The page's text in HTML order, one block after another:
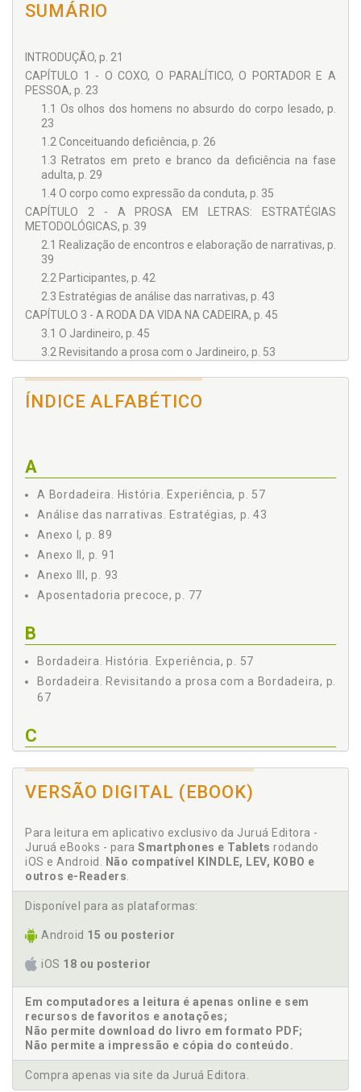
SUMÁRIO
INTRODUÇÃO, p. 21
CAPÍTULO 1 - O COXO, O PARALÍTICO, O PORTADOR E A
PESSOA, p. 23
1.1 Os olhos dos homens no absurdo do corpo lesado, p.
23
1.2 Conceituando deficiência, p. 26
1.3 Retratos em preto e branco da deficiência na fase
adulta, p. 29
1.4 O corpo como expressão da conduta, p. 35
CAPÍTULO 2 - A PROSA EM LETRAS: ESTRATÉGIAS
METODOLÓGICAS, p. 39
2.1 Realização de encontros e elaboração de narrativas, p.
39
2.2 Participantes, p. 42
2.3 Estratégias de análise das narrativas, p. 43
CAPÍTULO 3 - A RODA DA VIDA NA CADEIRA, p. 45
3.1 O Jardineiro, p. 45
3.2 Revisitando a prosa com o Jardineiro, p. 53
3.4 Revisitando a prosa com a Bordadeira, p. 67
CAPÍTULO 4 - CHEGAR AO FIM É CHEGAR A UM COMEÇO, p.
4.3 Sexualidade negada, p. 75
4.4 Aposentadoria precoce, p. 77
CONSIDERAÇÕES FINAIS, p. 81
REFERÊNCIAS, p. 83
ANEXO I, p. 89
ANEXO II, p. 91
ANEXO III, p. 93
ÍNDICE ALFABÉTICO
A
A Bordadeira. História. Experiência, p. 57
Análise das narrativas. Estratégias, p. 43
Anexo I, p. 89
Anexo II, p. 91
Anexo III, p. 93
Aposentadoria precoce, p. 77
B
Bordadeira. História. Experiência, p. 57
Bordadeira. Revisitando a prosa com a Bordadeira, p.
67
C
Cadeirante. Aposentadoria precoce, p. 77
Cadeirante. Maternagem especial, p. 72
pessoa, p. 23
Cadeirante. Retratos em preto e branco da
deficiência na fase adulta, p. 29
Cadeirante. Sexualidade negada, p. 75
Chegar ao fim é chegar a um começo, p. 71
Conceituando deficiência, p. 26
Considerações finais, p. 81
Corpo como expressão da conduta, p. 35
Coxo. O coxo, o paralítico, o portador e a pessoa, p.
23
VERSÃO DIGITAL (EBOOK)
Para leitura em aplicativo exclusivo da Juruá Editora -
Juruá eBooks - para Smartphones e Tablets rodando
iOS e Android. Não compatível KINDLE, LEV, KOBO e
outros e-Readers.
Disponível para as plataformas:
Android 15 ou posterior
iOS 18 ou posterior
Em computadores a leitura é apenas online e sem
recursos de favoritos e anotações;
Não permite download do livro em formato PDF;
Não permite a impressão e cópia do conteúdo.
Compra apenas via site da Juruá Editora.